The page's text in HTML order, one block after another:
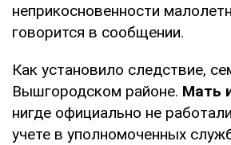
неприкосновенности
говорится в сообщении.
Как установило следствие,
Вышгородском районе. Мать
нигде официально не
учете в уполномоченных